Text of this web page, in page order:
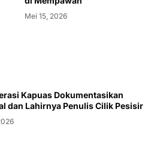
Mei 15, 2026
Kapuas Dokumentasikan
dan Lahirnya Penulis Cilik Pesisir